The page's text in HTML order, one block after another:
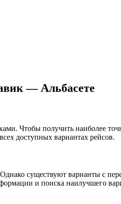
— Альбасете
Чтобы получить наиболее
доступных вариантах рейсов.
существуют варианты с
и поиска наилучшего